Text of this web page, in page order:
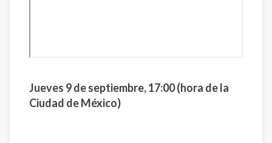
Jueves 9 de septiembre, 17:00 (hora de la
Ciudad de México)